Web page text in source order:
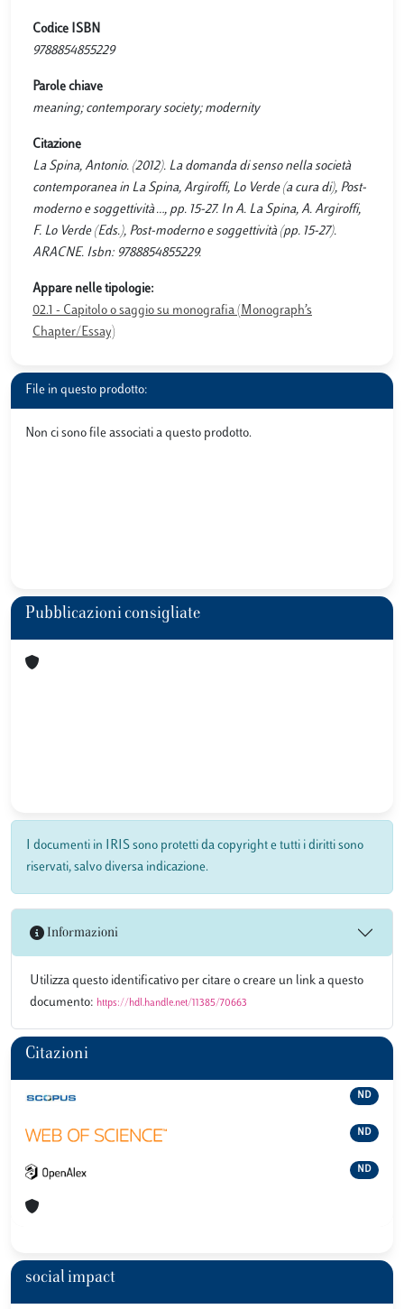
Codice ISBN
9788854855229
Parole chiave
meaning; contemporary society; modernity
Citazione
La Spina, Antonio. (2012). La domanda di senso nella società
contemporanea in La Spina, Argiroffi, Lo Verde (a cura di), Post-
moderno e soggettività …, pp. 15-27. In A. La Spina, A. Argiroffi,
F. Lo Verde (Eds.), Post-moderno e soggettività (pp. 15-27).
ARACNE. Isbn: 9788854855229.
Appare nelle tipologie:
02.1 - Capitolo o saggio su monografia (Monograph’s
Chapter/Essay)
File in questo prodotto:
Non ci sono file associati a questo prodotto.
Pubblicazioni consigliate
I documenti in IRIS sono protetti da copyright e tutti i diritti sono
riservati, salvo diversa indicazione.
Informazioni
Utilizza questo identificativo per citare o creare un link a questo
documento: https://hdl.handle.net/11385/70663
Citazioni
ND
ND
ND
social impact